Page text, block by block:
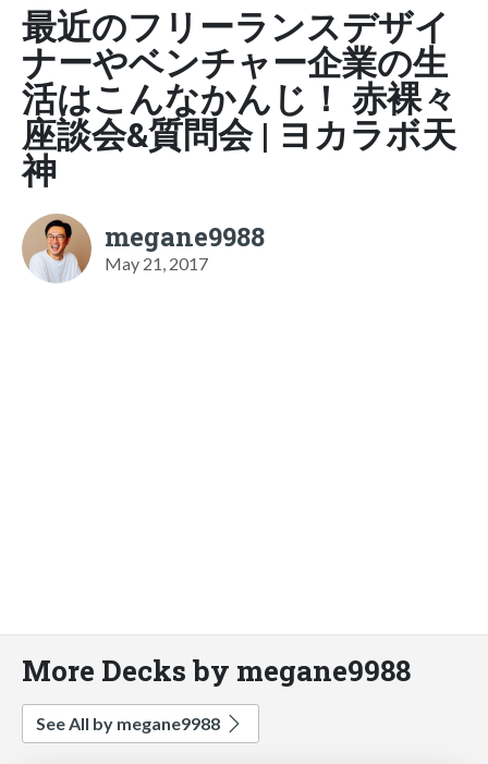
最近のフリーランスデザイ
ナーやベンチャー企業の生
活はこんなかんじ！ 赤裸々
座談会&質問会 | ヨカラボ天
神
megane9988
May 21, 2017
More Decks by megane9988
See All by megane9988